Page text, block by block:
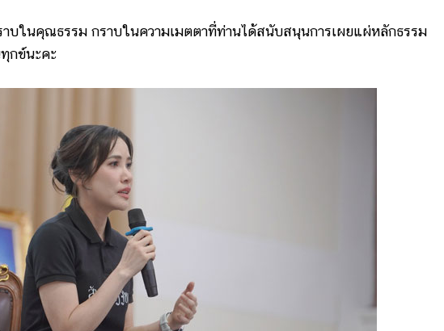
นคุณธรรม กราบในความเมตตาที่ท่านได้สนับสนุนการเผยแผ่หลักธรรม
กข์นะคะ